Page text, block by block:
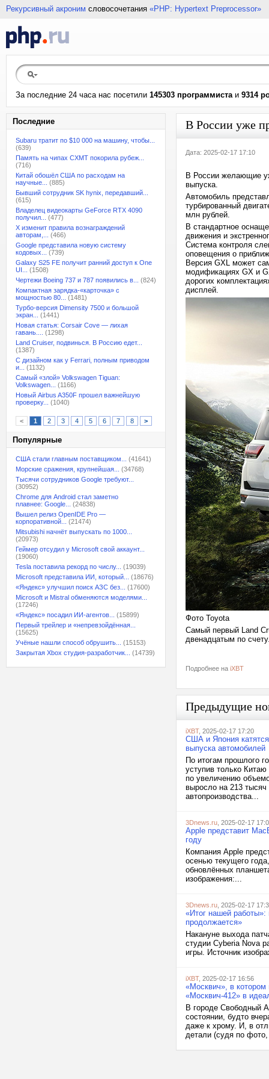
Рекурсивный акроним словосочетания «PHP: Hypertext Preprocessor»
За последние 24 часа нас посетили 145303 программистаи 9314
Последние
Subaru тратит по $10 000 на машину, чтобы...
(639)
Память на чипах CXMT покорила рубеж...
(716)
Китай обошёл США по расходам на
научные...
(885)
Бывший сотрудник SK hynix, передавший...
(615)
Владелец видеокарты GeForce RTX 4090
получил...
(477)
X изменит правила вознаграждений
авторам,...
(466)
Google представила новую систему
кодовых...
(739)
Galaxy S25 FE получит ранний доступ к One
UI...
(1508)
Чертежи Boeing 737 и 787 появились в...
(824)
Компактная зарядка-«карточка» с
мощностью 80...
(1481)
Турбо-версия Dimensity 7500 и большой
экран...
(1441)
Новая статья: Corsair Cove — лихая
гавань....
(1298)
Land Cruiser, подвинься. В Россию едет...
(1387)
С дизайном как у Ferrari, полным приводом
и...
(1132)
Самый «злой» Volkswagen Tiguan:
Volkswagen...
(1166)
Новый Airbus A350F прошел важнейшую
проверку...
(1040)
< 1 2 3 4 5 6 7 8 >
Популярные
США стали главным поставщиком...
(41641)
Морские сражения, крупнейшая...
(34768)
Тысячи сотрудников Google требуют...
(30952)
Chrome для Android стал заметно
плавнее: Google...
(24838)
Вышел релиз OpenIDE Pro —
корпоративной...
(21474)
Mitsubishi начнёт выпускать по 1000...
(20973)
Геймер отсудил у Microsoft свой аккаунт...
(19060)
Tesla поставила рекорд по числу...
(19039)
Microsoft представила ИИ, который...
(18676)
«Яндекс» улучшил поиск АЗС без...
(17600)
Microsoft и Mistral обменяются моделями...
(17246)
«Яндекс» посадил ИИ-агентов...
(15899)
Первый трейлер и «непревзойдённая...
(15625)
Учёные нашли способ обрушить...
(15153)
Закрытая Xbox студия-разработчик...
(14739)
В России уже
Дата: 2025-02-17 17:10
В России желающие
выпуска.
Автомобиль
турбированный
млн рублей.
В стандартное
движения и
Система контроля
оповещения о
Версия GXL может
модификациях GX и
дорогих
дисплей.
Фото Toyota
Самый первый Land
двенадцатым по
Подробнее на iXBT
Предыдущие
iXBT, 2025-02-17 17:20
США и Япония
выпуска автомобилей
По итогам прошлого
уступив только
по увеличению
выросло на 213
автопроизводства...
3Dnews.ru , 2025-02-17
Apple представит
году
Компания Apple
осенью текущего
обновлённых
изображения:...
3Dnews.ru , 2025-02-17
«Итог нашей
продолжается»
Накануне выхода
студии Cyberia Nova
игры. Источник
iXBT, 2025-02-17 16:56
«Москвич», в котором
«Москвич-412» в
В городе Свободный
состоянии, будто
даже к хрому. И, в
детали (судя по